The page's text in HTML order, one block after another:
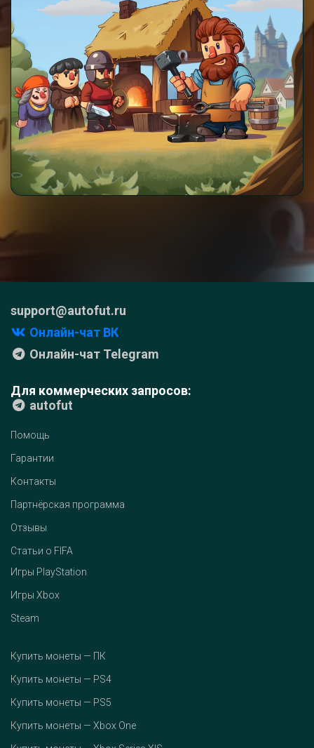
support@autofut.ru
Онлайн-чат ВК
Онлайн-чат Telegram
Для коммерческих запросов:
autofut
Помощь
Гарантии
Контакты
Партнёрская программа
Отзывы
Статьи о FIFA
Игры PlayStation
Игры Xbox
Steam
Купить монеты — ПК
Купить монеты — PS4
Купить монеты — PS5
Купить монеты — Xbox One